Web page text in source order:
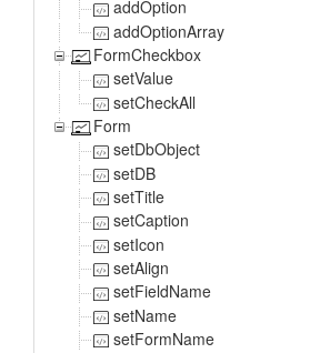
addOption
addOptionArray
FormCheckbox
setValue
setCheckAll
Form
setDbObject
setDB
setTitle
setCaption
setIcon
setAlign
setFieldName
setName
setFormName